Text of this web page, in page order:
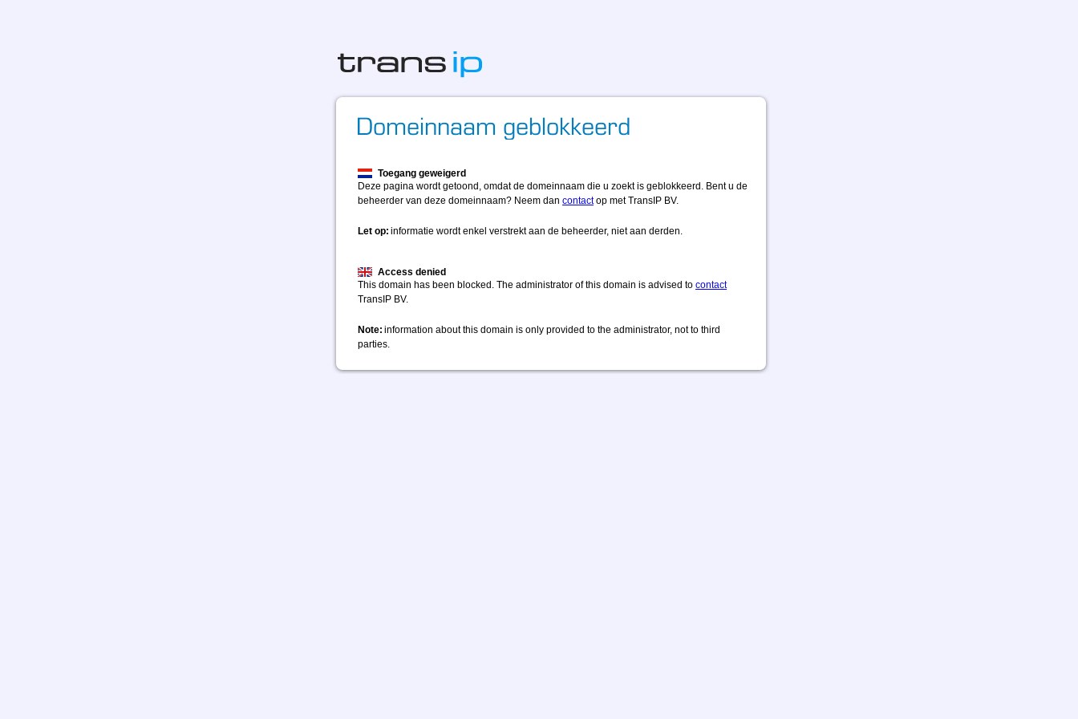
Toegang geweigerd
Deze pagina wordt getoond, omdat de domeinnaam die u zoekt is geblokkeerd. Bent u de
beheerder van deze domeinnaam? Neem dan contactop met TransIP BV.
Let op: informatie wordt enkel verstrekt aan de beheerder, niet aan derden.
Access denied
This domain has been blocked. The administrator of this domain is advised to contact
TransIP BV.
Note: information about this domain is only provided to the administrator, not to third
parties.